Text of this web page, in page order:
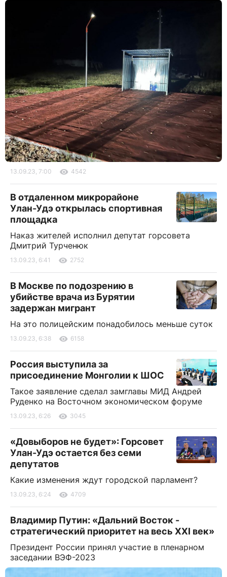
13.09.23, 7:00 4542
В отдаленном микрорайоне
Улан-Удэ открылась спортивная
площадка
Наказ жителей исполнил депутат горсовета
Дмитрий Турченюк
13.09.23, 6:41 2752
В Москве по подозрению в
убийстве врача из Бурятии
задержан мигрант
На это полицейским понадобилось меньше суток
13.09.23, 6:38 6158
Россия выступила за
присоединение Монголии к ШОС
Такое заявление сделал замглавы МИД Андрей
Руденко на Восточном экономическом форуме
13.09.23, 6:26 3045
«Довыборов не будет»: Горсовет
Улан-Удэ остается без семи
депутатов
Какие изменения ждут городской парламент?
13.09.23, 6:24 4709
Владимир Путин: «Дальний Восток -
стратегический приоритет на весь XXI век»
Президент России принял участие в пленарном
заседании ВЭФ-2023